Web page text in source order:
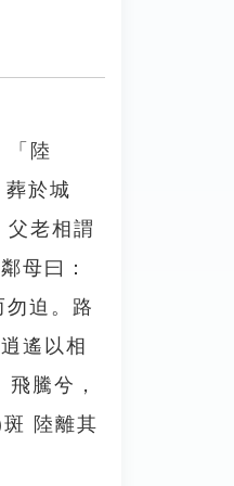
「陸
於城
老相謂
母曰：
迫。路
遙以相
騰兮，
陸離其